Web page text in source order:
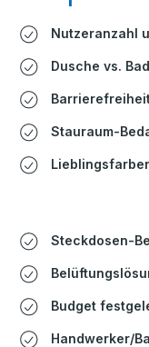
Nutzeranzahl
Dusche vs.
Stauraum-
Steckdosen-
Budget
Handwerker/